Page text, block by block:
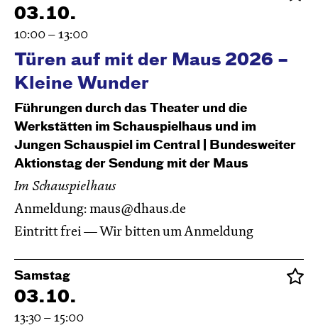
03.10.
10:00 – 13:00
Türen auf mit der Maus 2026 –
Kleine Wunder
Führungen durch das Theater und die
Werkstätten im Schauspielhaus und im
Jungen Schauspiel im Central | Bundesweiter
Aktionstag der Sendung mit der Maus
Im Schauspielhaus
Anmeldung: maus@dhaus.de
Eintritt frei — Wir bitten um Anmeldung
Samstag
03.10.
13:30 – 15:00